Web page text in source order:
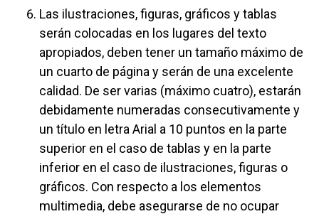
Las ilustraciones, figuras, gráficos y tablas
serán colocadas en los lugares del texto
apropiados, deben tener un tamaño máximo de
un cuarto de página y serán de una excelente
calidad. De ser varias (máximo cuatro), estarán
debidamente numeradas consecutivamente y
un título en letra Arial a 10 puntos en la parte
superior en el caso de tablas y en la parte
inferior en el caso de ilustraciones, figuras o
gráficos. Con respecto a los elementos
multimedia, debe asegurarse de no ocupar